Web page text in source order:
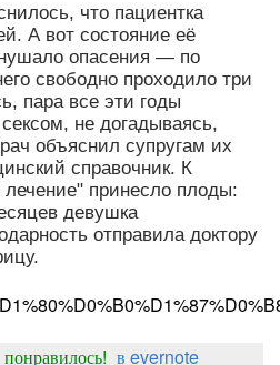
что пациентка
А вот состояние её
опасения — по
свободно проходило три
пара все эти годы
не догадываясь,
объяснил супругам их
справочник. К
лечение" принесло плоды:
девушка
отправила доктору
понравилось! в evernote